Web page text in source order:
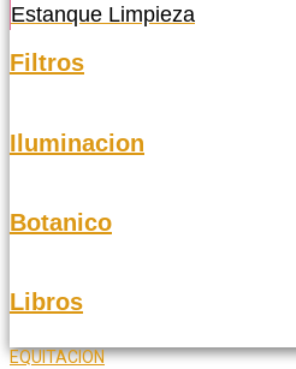
Estanque Limpieza
Filtros
Iluminacion
Botanico
Libros
EQUITACION